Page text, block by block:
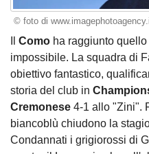
© foto di
Como ha raggiunto
impossibile. La squadra di
obiettivo fantastico,
storia del club in
Cremonese 4-1 allo "Zini".
biancoblù chiudono la
Condannati i grigiorossi di